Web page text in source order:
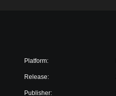
Platform:
Release:
Publisher: